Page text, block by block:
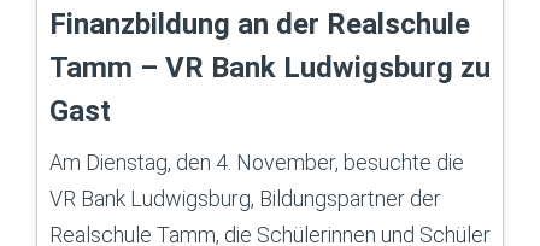
Finanzbildung an der Realschule
Tamm – VR Bank Ludwigsburg zu
Gast
Am Dienstag, den 4. November, besuchte die
VR Bank Ludwigsburg, Bildungspartner der
Realschule Tamm, die Schülerinnen und Schüler